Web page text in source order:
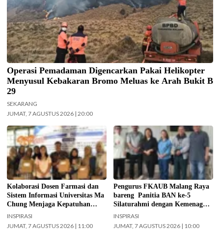
Operasi Pemadaman Digencarkan Pakai Helikopter
Menyusul Kebakaran Bromo Meluas ke Arah Bukit B
29
SEKARANG
JUMAT, 7 AGUSTUS 2026 | 20:00
Kolaborasi Dosen Farmasi dan
Sistem Informasi Universitas Ma
Chung dalam menjaga kepatuhan
pasien diabetes melalui kegiatan
Pengabdian Masyarakat Dosen.
(Foto: ist)
Kolaborasi Dosen Farmasi dan
Sistem Informasi Universitas Ma
Chung Menjaga Kepatuhan
Pasien Diabetes
INSPIRASI
JUMAT, 7 AGUSTUS 2026 | 11:00
Jajaran Pengurus FKAUB Malang
beserta perwakilan panitia
pelaksana Barikan Anak Nusantara
(BAN) Ke – 5 silaturahmi dengan
Yayasan Masjid Agung Jami Kota
Malang. Selain itu juga silaturahmi
dengan jajaran Kantor
Kementerian Agama (Kemenag)
Kabupaten Malang. (Foto: ist)
Pengurus FKAUB Malang Raya
bareng Panitia BAN ke-5
Silaturahmi dengan Kemenag
Kabupaten Malang dan Yayasan
INSPIRASI
JUMAT, 7 AGUSTUS 2026 | 10:00